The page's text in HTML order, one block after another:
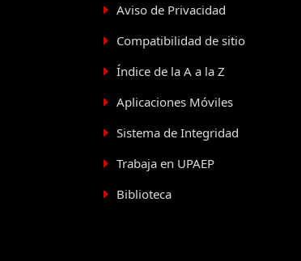
Aviso de Privacidad
Compatibilidad de sitio
Índice de la A a la Z
Aplicaciones Móviles
Sistema de Integridad
Trabaja en UPAEP
Biblioteca